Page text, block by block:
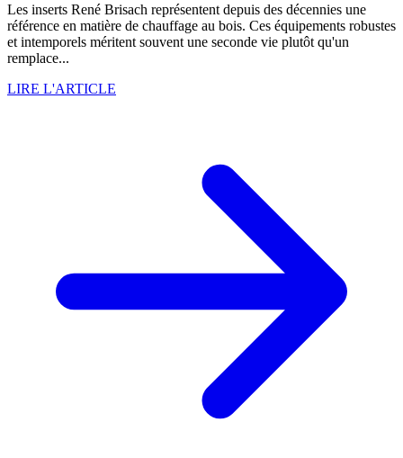
Les inserts René Brisach représentent depuis des décennies une
référence en matière de chauffage au bois. Ces équipements robustes
et intemporels méritent souvent une seconde vie plutôt qu'un
remplace...
LIRE L'ARTICLE